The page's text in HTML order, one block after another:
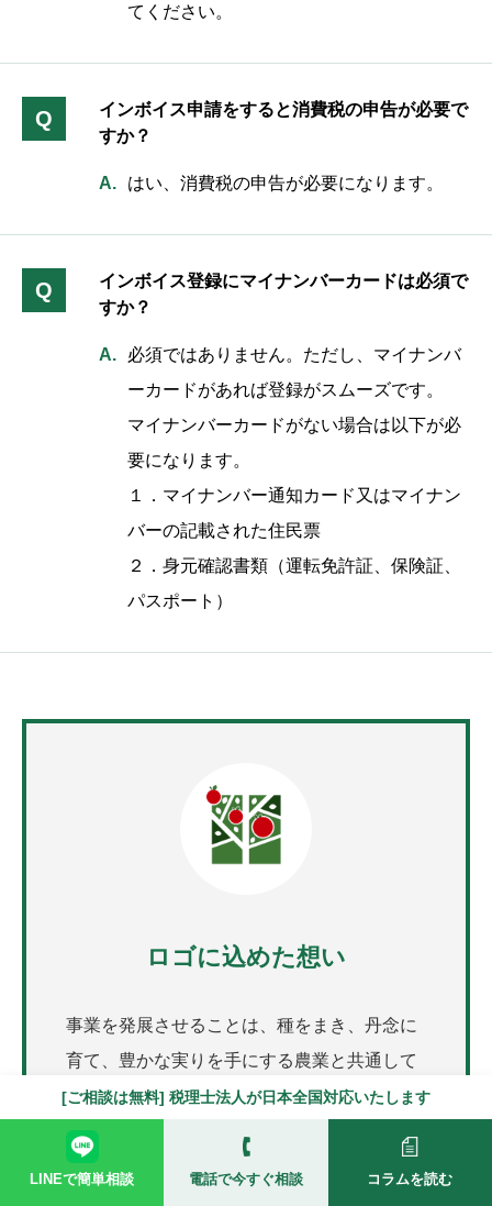
てください。
Q
インボイス申請をすると消費税の申告が必要で
すか？
はい、消費税の申告が必要になります。
Q
インボイス登録にマイナンバーカードは必須で
すか？
必須ではありません。ただし、マイナンバ
ーカードがあれば登録がスムーズです。
マイナンバーカードがない場合は以下が必
要になります。
１．マイナンバー通知カード又はマイナン
バーの記載された住民票
２．身元確認書類（運転免許証、保険証、
パスポート）
ロゴに込めた想い
事業を発展させることは、種をまき、丹念に
育て、豊かな実りを手にする農業と共通して
います。
皆様のビジネスが果実の豊富なリンゴの木の
ように、多くの実りをもたらすことを心から
[ご相談は無料] 税理士法人が日本全国対応いたします
LINEで簡単相談 電話で今すぐ相談 コラムを読む